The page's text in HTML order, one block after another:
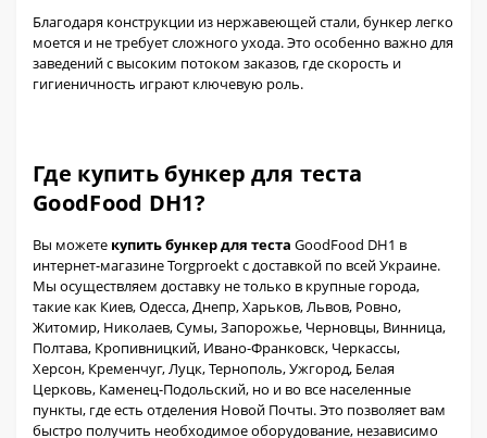
Благодаря конструкции из нержавеющей стали, бункер легко
моется и не требует сложного ухода. Это особенно важно для
заведений с высоким потоком заказов, где скорость и
гигиеничность играют ключевую роль.
Где купить бункер для теста
GoodFood DH1?
Вы можете купить бункер для теста GoodFood DH1 в
интернет-магазине Torgproekt с доставкой по всей Украине.
Мы осуществляем доставку не только в крупные города,
такие как Киев, Одесса, Днепр, Харьков, Львов, Ровно,
Житомир, Николаев, Сумы, Запорожье, Черновцы, Винница,
Полтава, Кропивницкий, Ивано-Франковск, Черкассы,
Херсон, Кременчуг, Луцк, Тернополь, Ужгород, Белая
Церковь, Каменец-Подольский, но и во все населенные
пункты, где есть отделения Новой Почты. Это позволяет вам
быстро получить необходимое оборудование, независимо